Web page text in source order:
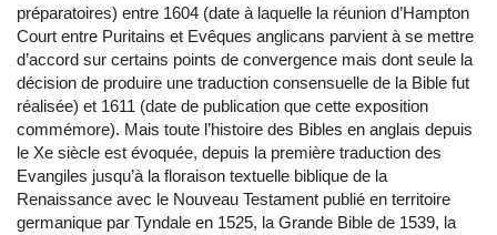
préparatoires) entre 1604 (date à laquelle la réunion d’Hampton
Court entre Puritains et Evêques anglicans parvient à se mettre
d’accord sur certains points de convergence mais dont seule la
décision de produire une traduction consensuelle de la Bible fut
réalisée) et 1611 (date de publication que cette exposition
commémore). Mais toute l’histoire des Bibles en anglais depuis
le Xe siècle est évoquée, depuis la première traduction des
Evangiles jusqu’à la floraison textuelle biblique de la
Renaissance avec le Nouveau Testament publié en territoire
germanique par Tyndale en 1525, la Grande Bible de 1539, la